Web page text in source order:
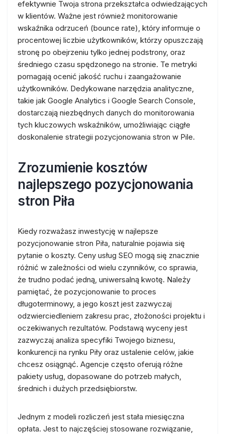
efektywnie Twoja strona przekształca odwiedzających
w klientów. Ważne jest również monitorowanie
wskaźnika odrzuceń (bounce rate), który informuje o
procentowej liczbie użytkowników, którzy opuszczają
stronę po obejrzeniu tylko jednej podstrony, oraz
średniego czasu spędzonego na stronie. Te metryki
pomagają ocenić jakość ruchu i zaangażowanie
użytkowników. Dedykowane narzędzia analityczne,
takie jak Google Analytics i Google Search Console,
dostarczają niezbędnych danych do monitorowania
tych kluczowych wskaźników, umożliwiając ciągłe
doskonalenie strategii pozycjonowania stron w Pile.
Zrozumienie kosztów
najlepszego pozycjonowania
stron Piła
Kiedy rozważasz inwestycję w najlepsze
pozycjonowanie stron Piła, naturalnie pojawia się
pytanie o koszty. Ceny usług SEO mogą się znacznie
różnić w zależności od wielu czynników, co sprawia,
że trudno podać jedną, uniwersalną kwotę. Należy
pamiętać, że pozycjonowanie to proces
długoterminowy, a jego koszt jest zazwyczaj
odzwierciedleniem zakresu prac, złożoności projektu i
oczekiwanych rezultatów. Podstawą wyceny jest
zazwyczaj analiza specyfiki Twojego biznesu,
konkurencji na rynku Piły oraz ustalenie celów, jakie
chcesz osiągnąć. Agencje często oferują różne
pakiety usług, dopasowane do potrzeb małych,
średnich i dużych przedsiębiorstw.
Jednym z modeli rozliczeń jest stała miesięczna
opłata. Jest to najczęściej stosowane rozwiązanie,